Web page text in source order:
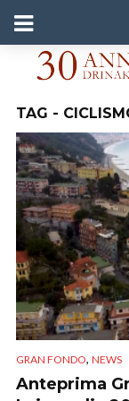
TAG -
GRAN FONDO, NEWS
Anteprima